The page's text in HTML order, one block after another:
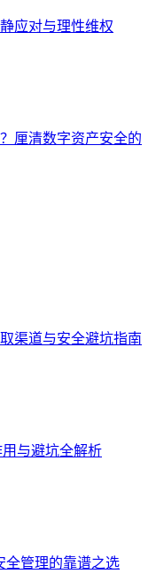
应对与理性维权
厘清数字资产安全的
渠道与安全避坑指南
与避坑全解析
全管理的靠谱之选